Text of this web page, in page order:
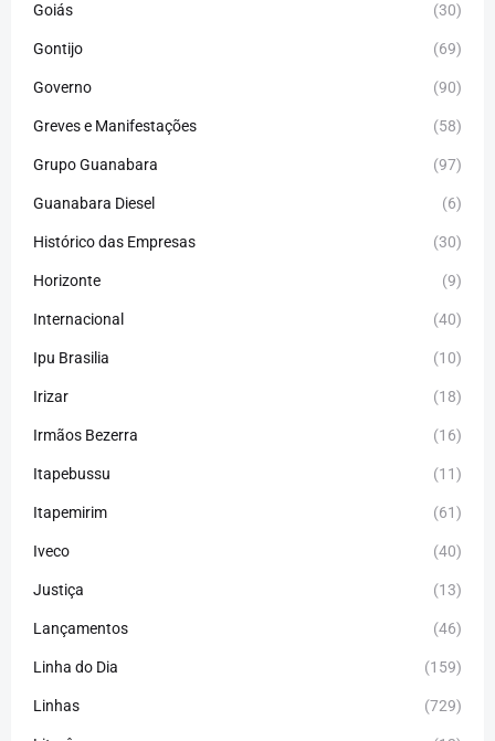
Goiás (30)
Gontijo (69)
Governo (90)
Greves e Manifestações (58)
Grupo Guanabara (97)
Guanabara Diesel (6)
Histórico das Empresas (30)
Horizonte (9)
Internacional (40)
Ipu Brasilia (10)
Irizar (18)
Irmãos Bezerra (16)
Itapebussu (11)
Itapemirim (61)
Iveco (40)
Justiça (13)
Lançamentos (46)
Linha do Dia (159)
Linhas (729)